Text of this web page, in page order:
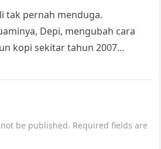
sl
ar
e
tak pernah menduga.
Depi, mengubah cara
kopi sekitar tahun 2007
be published. Required fields are